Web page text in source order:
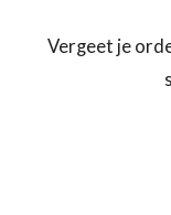
Vergeet je